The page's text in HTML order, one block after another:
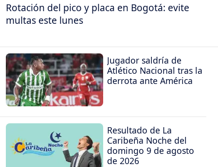
Rotación del pico y placa en Bogotá: evite
multas este lunes
Jugador saldría de
Atlético Nacional tras la
derrota ante América
Resultado de La
Caribeña Noche del
domingo 9 de agosto
de 2026